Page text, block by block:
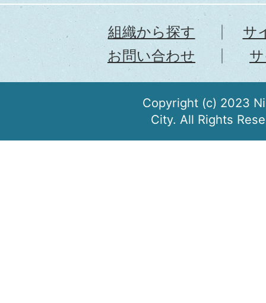
組織から探す
サ
お問い合わせ
Copyright (c) 2023
City. All Rights